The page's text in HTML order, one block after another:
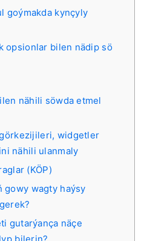
goýmakda kynçyly
opsionlar bilen nädip sö
nähili söwda etmel
widgetler
nähili ulanmaly
(KÖP)
gowy wagty haýsy
gutarýança näçe